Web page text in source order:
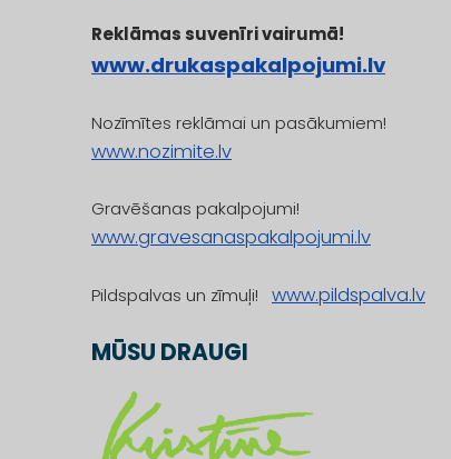
Reklāmas suvenīri vairumā!
www.drukaspakalpojumi.lv
Nozīmītes reklāmai un pasākumiem!
www.nozimite.lv
Gravēšanas pakalpojumi!
www.gravesanaspakalpojumi.lv
Pildspalvas un zīmuļi! www.pildspalva.lv
MŪSU DRAUGI